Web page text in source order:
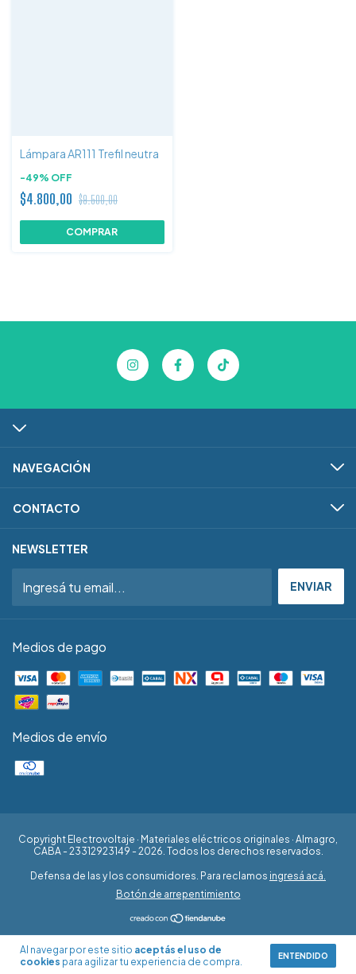
Al navegar por este sitio aceptás el uso de
cookies para agilizar tu experiencia de compra. ENTENDIDO
Lámpara AR111 Trefil neutra
-49% OFF
$4.800,00 $9.500,00
NAVEGACIÓN
CONTACTO
NEWSLETTER
Medios de pago
Medios de envío
Copyright Electrovoltaje · Materiales eléctricos originales · Almagro,
CABA - 23312923149 - 2026. Todos los derechos reservados.
Defensa de las y los consumidores. Para reclamos ingresá acá.
Botón de arrepentimiento